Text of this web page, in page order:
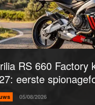
RS 660 Factory
eerste
05/08/2026